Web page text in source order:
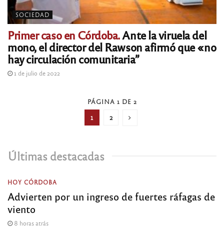
SOCIEDAD
Primer caso en Córdoba.Ante la viruela del
mono, el director del Rawson afirmó que «no
hay circulación comunitaria”
1 de julio de 2022
PÁGINA 1 DE 2
1 2
Últimas destacadas
HOY CÓRDOBA
Advierten por un ingreso de fuertes ráfagas de
viento
8 horas atrás